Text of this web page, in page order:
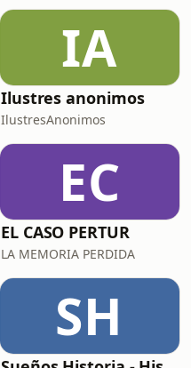
IA
Ilustres anonimos
IlustresAnonimos
EC
EL CASO PERTUR
LA MEMORIA PERDIDA
SH